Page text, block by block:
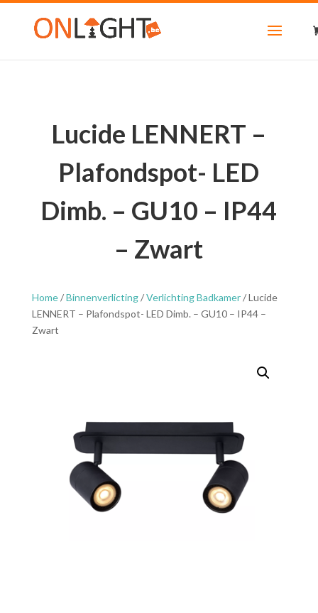
Lucide LENNERT –
Plafondspot- LED
Dimb. – GU10 – IP44
– Zwart
Home/Binnenverlicting/Verlichting Badkamer/ Lucide
LENNERT – Plafondspot- LED Dimb. – GU10 – IP44 –
Zwart